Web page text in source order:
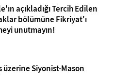
açıkladığı Tercih Edilen
bölümüne Fikriyat'ı
unutmayın!
üzerine Siyonist-Mason